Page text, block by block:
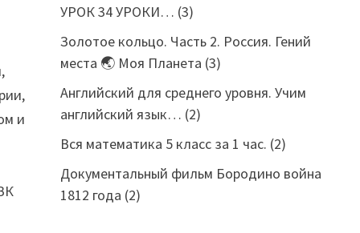
и
УРОК 34 УРОКИ… (3)
Золотое кольцо. Часть 2. Россия. Гений
места 🌏 Моя Планета (3)
Английский для среднего уровня. Учим
английский язык… (2)
Вся математика 5 класс за 1 час. (2)
Документальный фильм Бородино война
1812 года (2)